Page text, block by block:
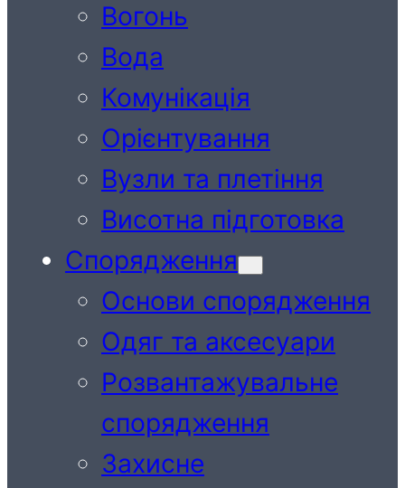
Вогонь
Вода
Комунікація
Орієнтування
Вузли та плетіння
Висотна підготовка
Спорядження
Основи спорядження
Одяг та аксесуари
Розвантажувальне
спорядження
Захисне